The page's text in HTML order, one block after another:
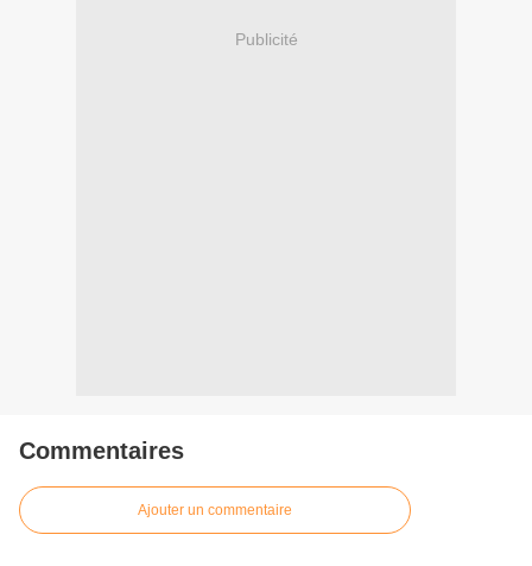
Publicité
Commentaires
Ajouter un commentaire